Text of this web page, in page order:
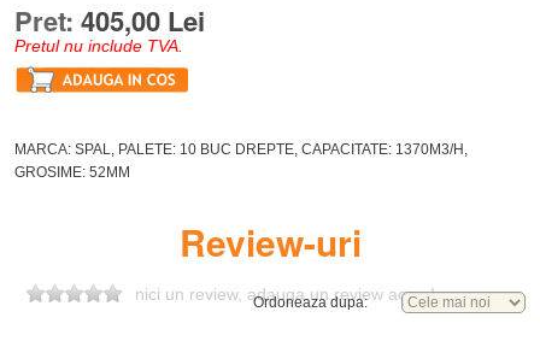
Pret: 405,00 Lei
Pretul nu include TVA.
MARCA: SPAL, PALETE: 10 BUC DREPTE, CAPACITATE: 1370M3/H,
GROSIME: 52MM
Review-uri
nici un review, adauga un review acum!
Ordoneaza dupa: